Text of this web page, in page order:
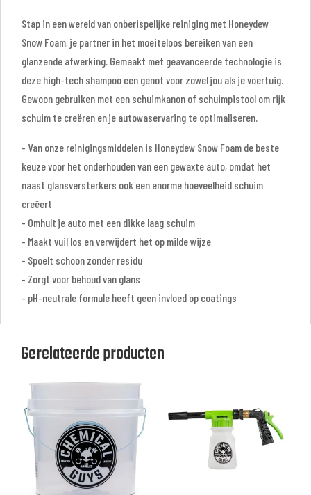
Stap in een wereld van onberispelijke reiniging met Honeydew
Snow Foam, je partner in het moeiteloos bereiken van een
glanzende afwerking. Gemaakt met geavanceerde technologie is
deze high-tech shampoo een genot voor zowel jou als je voertuig.
Gewoon gebruiken met een schuimkanon of schuimpistool om rijk
schuim te creëren en je autowaservaring te optimaliseren.
- Van onze reinigingsmiddelen is Honeydew Snow Foam de beste
keuze voor het onderhouden van een gewaxte auto, omdat het
naast glansversterkers ook een enorme hoeveelheid schuim
creëert
- Omhult je auto met een dikke laag schuim
- Maakt vuil los en verwijdert het op milde wijze
- Spoelt schoon zonder residu
- Zorgt voor behoud van glans
- pH-neutrale formule heeft geen invloed op coatings
Gerelateerde producten